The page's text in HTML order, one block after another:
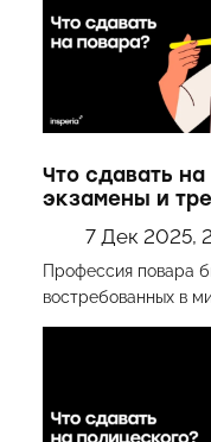
Что сдавать
экзамены и
7 Дек 2025,
Профессия повара
востребованных в